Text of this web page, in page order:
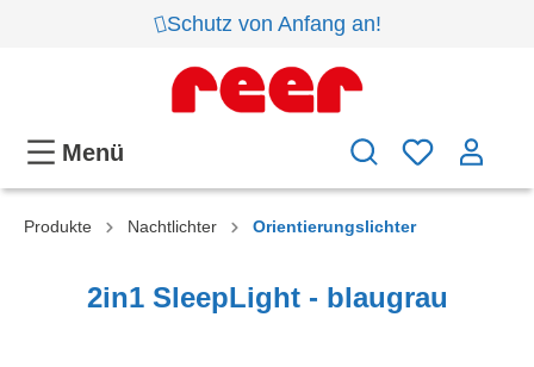
Schutz von Anfang an!
Menü
Produkte Nachtlichter Orientierungslichter
2in1 SleepLight - blaugrau